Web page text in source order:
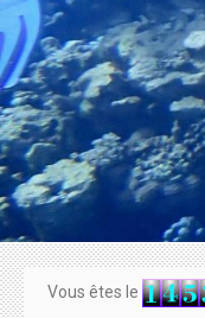
Vous êtes le